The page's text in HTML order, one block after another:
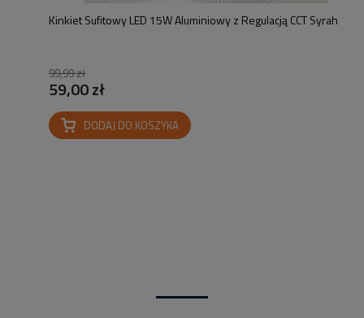
Kinkiet Sufitowy LED 15W Aluminiowy z Regulacją CCT Syrah
99,99 zł
59,00 zł
DODAJ DO KOSZYKA